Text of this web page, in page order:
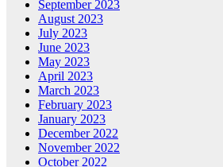
September 2023
August 2023
July 2023
June 2023
May 2023
April 2023
March 2023
February 2023
January 2023
December 2022
November 2022
October 2022